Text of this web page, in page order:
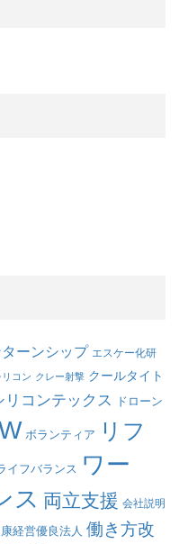
ーンシップ エスケー化研
コン クレー射撃 クールタイト
リコンテックス ドローン
ボランティア
リフ
イフバランス ワー
ス 両立支援 会社説明
経営優良法人 働き方改